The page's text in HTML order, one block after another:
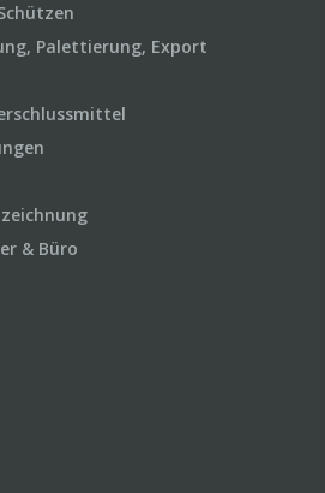
Palettierung, Export
& Büro